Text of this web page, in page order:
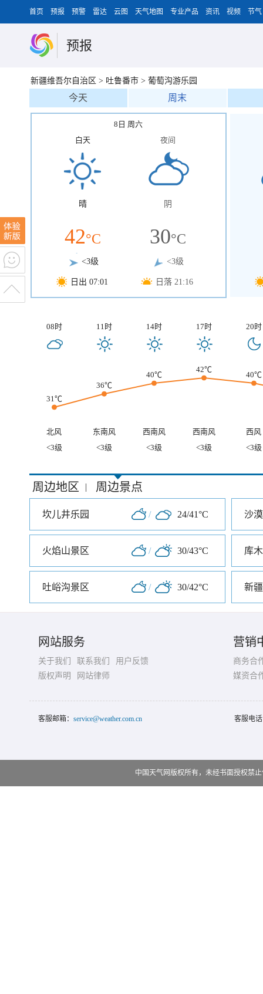
首页 预报 预警 雷达 云图 天气地图 专业产品 资讯 视频 节气
预报
新疆维吾尔自治区 > 吐鲁番市 > 葡萄沟游乐园
今天 周末
8日 周六
白天
晴
42°C
<3级
日出 07:01
夜间
阴
30°C
<3级
日落 21:16
08时 11时 14时 17时 20时
31℃
36℃
40℃
42℃
40℃
北风 东南风 西南风 西南风
西风
<3级
<3级 <3级 <3级 <3级
周边地区 | 周边景点
坎儿井乐园 / 24/41°C 沙
火焰山景区 / 30/43°C 库
吐峪沟景区 / 30/42°C 新
网站服务
关于我们 联系我们
用户反馈
版权声明
网站律师
营销
商务合
媒资合
客服邮箱： service@weather.com.cn 客服电
中国天气网版权所有，未经书面授权